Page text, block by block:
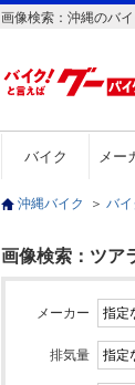
画像検索：沖縄のバ
バイク メー
沖縄バイク ＞ バ
画像検索：ツア
メーカー
排気量